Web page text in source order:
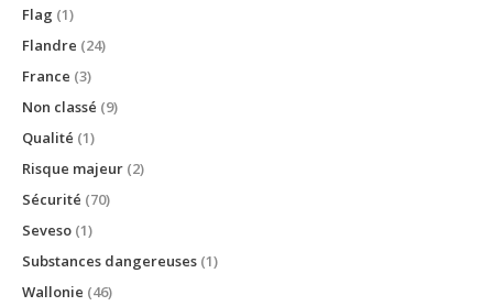
Flag (1)
Flandre (24)
France (3)
Non classé (9)
Qualité (1)
Risque majeur (2)
Sécurité (70)
Seveso (1)
Substances dangereuses (1)
Wallonie (46)